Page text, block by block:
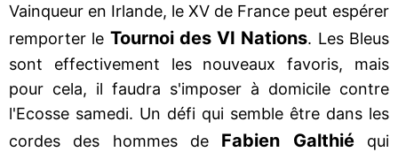
Vainqueur en Irlande, le XV de France peut espérer
remporter le Tournoi des VI Nations. Les Bleus
sont effectivement les nouveaux favoris, mais
pour cela, il faudra s'imposer à domicile contre
l'Ecosse samedi. Un défi qui semble être dans les
cordes des hommes de Fabien Galthiéqui